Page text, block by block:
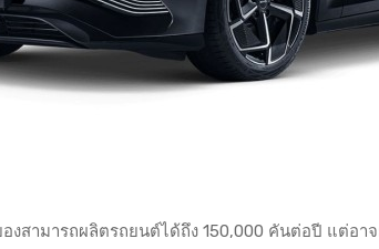
องสามารถผลิตรถยนต์ได้ถึง 150,000 คันต่อปี แต่อ